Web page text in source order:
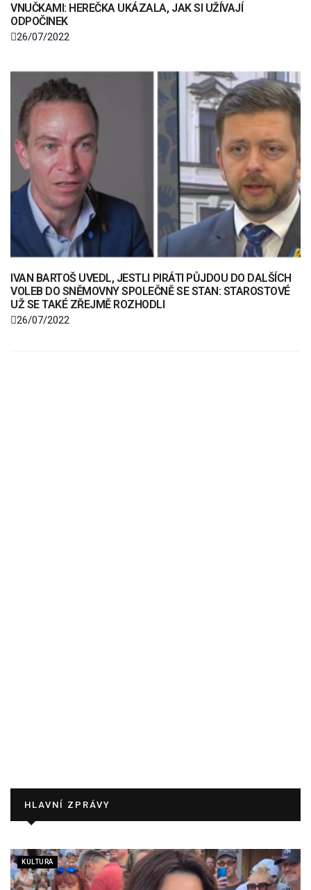
VNUČKAMI: HEREČKA UKÁZALA, JAK SI UŽÍVAJÍ
ODPOČINEK
26/07/2022
IVAN BARTOŠ UVEDL, JESTLI PIRÁTI PŮJDOU DO DALŠÍCH
VOLEB DO SNĚMOVNY SPOLEČNĚ SE STAN: STAROSTOVÉ
UŽ SE TAKÉ ZŘEJMĚ ROZHODLI
26/07/2022
HLAVNÍ ZPRÁVY
KULTURA